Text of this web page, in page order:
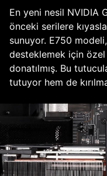
En yeni nesil NVIDIA
önceki serilere
sunuyor. E750
desteklemek için
donatılmış. Bu
tutuyor hem de